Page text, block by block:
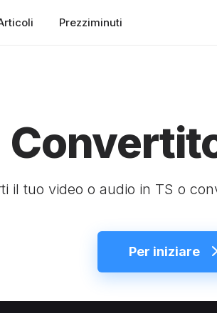
Prezziminuti
il tuo video o audio in TS o
Per iniziare